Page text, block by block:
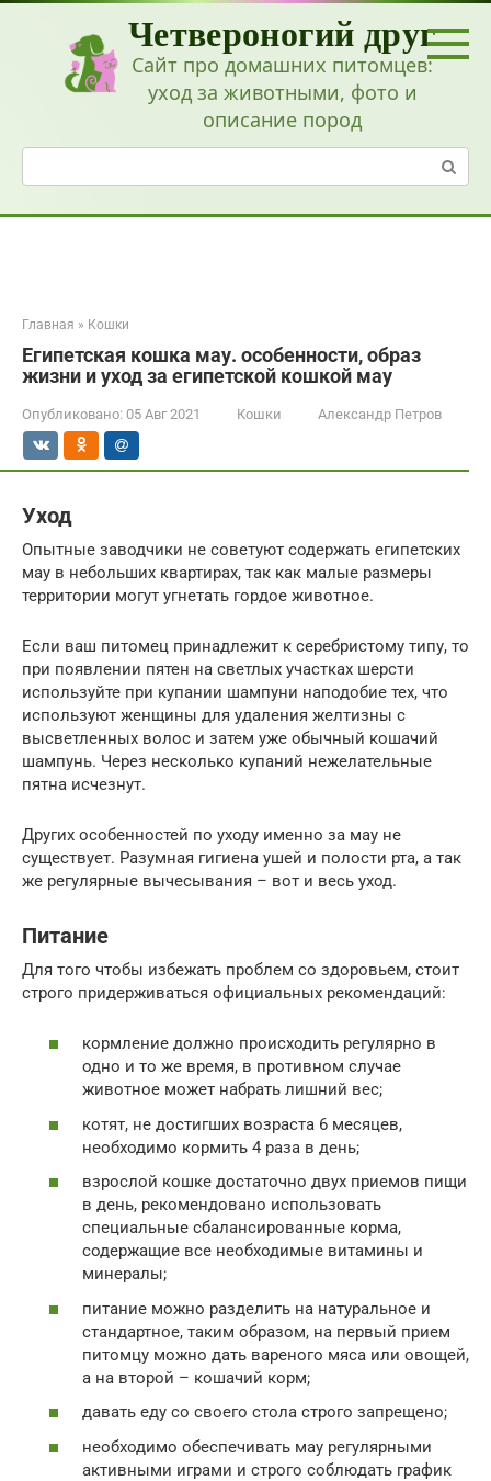
Перейти
Четвероногий друг
Сайт про домашних питомцев:
уход за животными, фото и
описание пород
Поиск:
Главная » Кошки
Египетская кошка мау. особенности, образ
жизни и уход за египетской кошкой мау
Опубликовано: 05 Авг 2021 Кошки Александр Петров
Уход
Опытные заводчики не советуют содержать египетских
мау в небольших квартирах, так как малые размеры
территории могут угнетать гордое животное.
Если ваш питомец принадлежит к серебристому типу, то
при появлении пятен на светлых участках шерсти
используйте при купании шампуни наподобие тех, что
используют женщины для удаления желтизны с
высветленных волос и затем уже обычный кошачий
шампунь. Через несколько купаний нежелательные
пятна исчезнут.
Других особенностей по уходу именно за мау не
существует. Разумная гигиена ушей и полости рта, а так
же регулярные вычесывания – вот и весь уход.
Питание
Для того чтобы избежать проблем со здоровьем, стоит
строго придерживаться официальных рекомендаций:
кормление должно происходить регулярно в
одно и то же время, в противном случае
животное может набрать лишний вес;
котят, не достигших возраста 6 месяцев,
необходимо кормить 4 раза в день;
взрослой кошке достаточно двух приемов пищи
в день, рекомендовано использовать
специальные сбалансированные корма,
содержащие все необходимые витамины и
минералы;
питание можно разделить на натуральное и
стандартное, таким образом, на первый прием
питомцу можно дать вареного мяса или овощей,
а на второй – кошачий корм;
давать еду со своего стола строго запрещено;
необходимо обеспечивать мау регулярными
активными играми и строго соблюдать график